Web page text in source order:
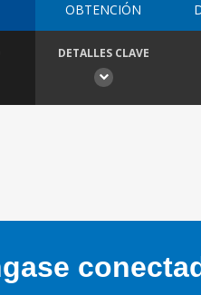
OBTENCIÓN
DETALLES CLAVE